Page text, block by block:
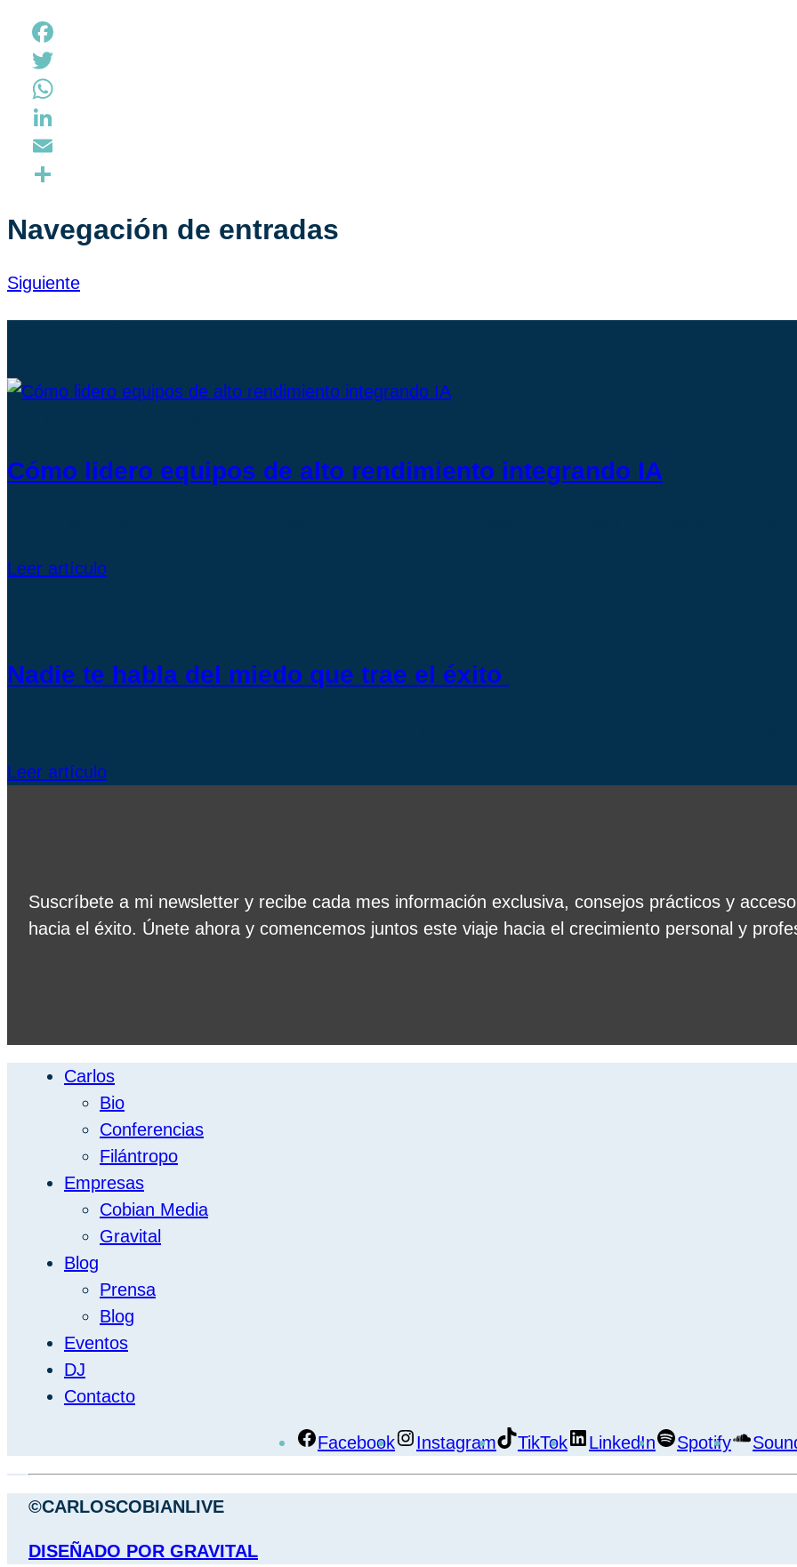
Facebook
Twitter
WhatsApp
LinkedIn
Email
Navegación de entradas
Siguiente
Cómo lidero equipos de alto rendimiento integrando IA
Leer artículo
Nadie te habla del miedo que trae el éxito
Leer artículo
Suscríbete a mi newsletter y recibe cada mes información exclusiva, consejos prácticos y
hacia el éxito. Únete ahora y comencemos juntos este viaje hacia el crecimiento personal y
Carlos
Bio
Conferencias
Filántropo
Empresas
Cobian Media
Gravital
Blog
Prensa
Blog
Eventos
DJ
Contacto
Facebook Instagram TikTok LinkedIn Spotify
©CARLOSCOBIANLIVE
DISEÑADO POR GRAVITAL